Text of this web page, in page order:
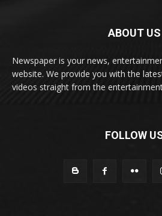
ABOUT US
Newspaper is your news,
website. We provide you with the
videos straight from the
FOLLOW